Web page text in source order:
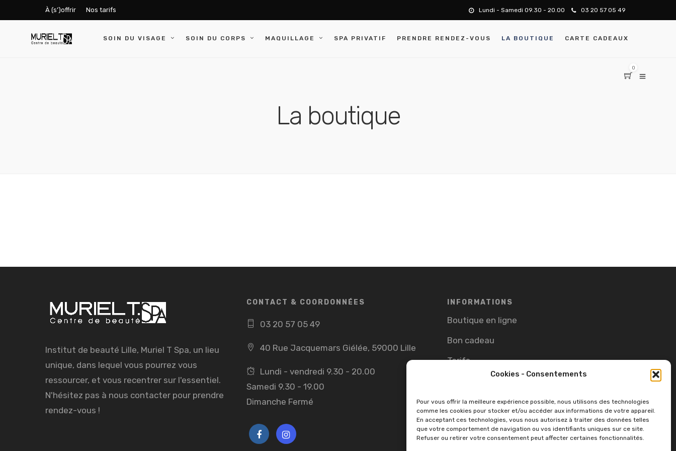
Cookies - Consentements
Pour vous offrir la meilleure expérience possible, nous utilisons des technologies
comme les cookies pour stocker et/ou accéder aux informations de votre appareil.
En acceptant ces technologies, vous nous autorisez à traiter des données telles
que votre comportement de navigation ou vos identifiants uniques sur ce site.
Refuser ou retirer votre consentement peut affecter certaines fonctionnalités.
Lundi - Samedi 09.30 - 20.00 03 20 57 05 49
À (s’)offrir Nos tarifs
SOIN DU VISAGE SOIN DU CORPS MAQUILLAGE SPA PRIVATIF PRENDRE RENDEZ-VOUS LA BOUTIQUE CARTE CADEAUX
0
La boutique
Institut de beauté Lille, Muriel T Spa, un lieu
unique, dans lequel vous pourrez vous
ressourcer, et vous recentrer sur l'essentiel.
N'hésitez pas à nous contacter pour prendre
rendez-vous !
CONTACT & COORDONNÉES
03 20 57 05 49
40 Rue Jacquemars Giélée, 59000 Lille
Lundi - vendredi 9.30 - 20.00
Samedi 9.30 - 19.00
Dimanche Fermé
INFORMATIONS
Boutique en ligne
Bon cadeau
Tarifs
Cookie Policy (EU)